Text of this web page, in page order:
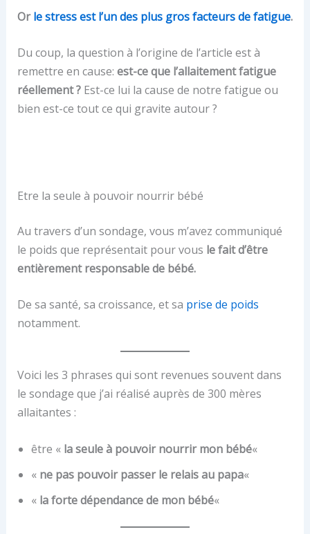
Orle stress est l’un des plus gros facteurs de fatigue.
Du coup, la question à l’origine de l’article est à
remettre en cause: est-ce que l’allaitement fatigue
réellement ?Est-ce lui la cause de notre fatigue ou
bien est-ce tout ce qui gravite autour ?
Etre la seule à pouvoir nourrir bébé
Au travers d’un sondage, vous m’avez communiqué
le poids que représentait pour vous le fait d’être
entièrement responsable de bébé.
De sa santé, sa croissance, et sa prise de poids
notamment.
Voici les 3 phrases qui sont revenues souvent dans
le sondage que j’ai réalisé auprès de 300 mères
allaitantes :
être « la seule à pouvoir nourrir mon bébé«
« ne pas pouvoir passer le relais au papa«
« la forte dépendance de mon bébé«